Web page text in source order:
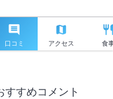
口コミ アクセス 食
すめコメント